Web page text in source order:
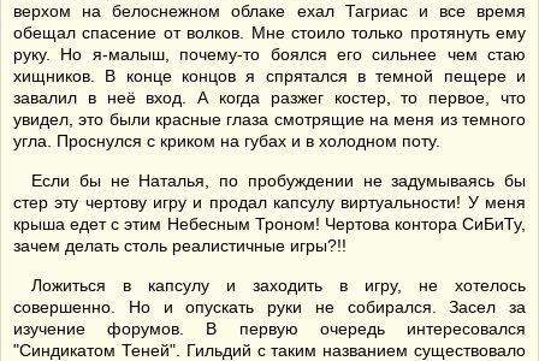
верхом на белоснежном облаке ехал Тагриас и все время
обещал спасение от волков. Мне стоило только протянуть ему
руку. Но я-малыш, почему-то боялся его сильнее чем стаю
хищников. В конце концов я спрятался в темной пещере и
завалил в неё вход. А когда разжег костер, то первое, что
увидел, это были красные глаза смотрящие на меня из темного
угла. Проснулся с криком на губах и в холодном поту.
Если бы не Наталья, по пробуждении не задумываясь бы
стер эту чертову игру и продал капсулу виртуальности! У меня
крыша едет с этим Небесным Троном! Чертова контора СиБиТу,
зачем делать столь реалистичные игры?!!
Ложиться в капсулу и заходить в игру, не хотелось
совершенно. Но и опускать руки не собирался. Засел за
изучение форумов. В первую очередь интересовался
"Синдикатом Теней". Гильдий с таким названием существовало